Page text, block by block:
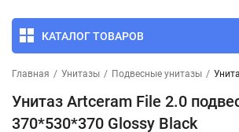
КАТАЛОГ ТОВАРОВ
Главная / Унитазы / Подвесные унитазы /
Унитаз Artceram File 2.0
370*530*370 Glossy Black